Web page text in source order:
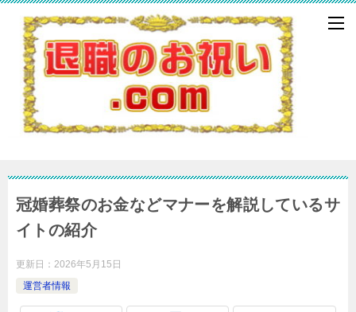
冠婚葬祭のお金などマナーを解説しているサ
イトの紹介
更新日： 2026年5月15日
運営者情報